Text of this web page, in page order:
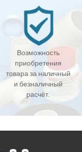
Возможность
приобретения
товара за наличный
и безналичный
расчёт.